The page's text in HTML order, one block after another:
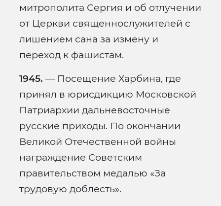
митрополита Сергия и об отлучении
от Церкви священнослужителей с
лишением сана за измену и
переход к фашистам.
1945. — Посещение Харбина, где
принял в юрисдикцию Московской
Патриархии дальневосточные
русские приходы. По окончании
Великой Отечественной войны
награждение Советским
правительством медалью «За
трудовую доблесть».